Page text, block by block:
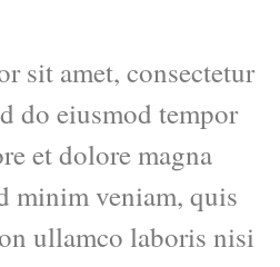
sit amet, consectetur
do eiusmod tempor
et dolore magna
minim veniam, quis
ullamco laboris nisi